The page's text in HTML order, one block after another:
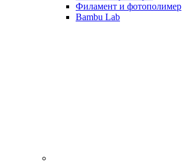
Филамент и фотополимер
Bambu Lab